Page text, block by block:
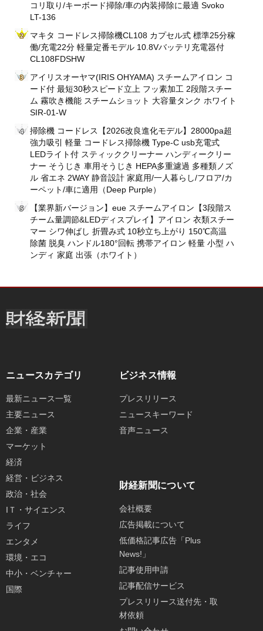
コリ取り/キーボード掃除/車の内装掃除に最適 Svoko
LT-136
マキタ コードレス掃除機CL108 カプセル式 標準25分稼
働/充電22分 軽量定番モデル 10.8Vバッテリ充電器付
CL108FDSHW
アイリスオーヤマ(IRIS OHYAMA) スチームアイロン コ
ード付 最短30秒スピード立上 フッ素加工 2段階スチー
ム 霧吹き機能 スチームショット 大容量タンク ホワイト
SIR-01-W
掃除機 コードレス【2026改良進化モデル】28000pa超
強力吸引 軽量 コードレス掃除機 Type-C usb充電式
LEDライト付 スティッククリーナー ハンディークリー
ナー そうじき 車用そうじき HEPA多重濾過 多種類ノズ
ル 省エネ 2WAY 静音設計 家庭用/一人暮らし/フロア/カ
ーペット/車に適用（Deep Purple）
【業界新バージョン】eue スチームアイロン【3段階ス
チーム量調節&LEDディスプレイ】アイロン 衣類スチー
マー シワ伸ばし 折畳み式 10秒立ち上がり 150℃高温
除菌 脱臭 ハンドル180°回転 携帯アイロン 軽量 小型 ハ
ンディ 家庭 出張（ホワイト）
ニュースカテゴリ
最新ニュース一覧
主要ニュース
企業・産業
マーケット
経済
経営・ビジネス
政治・社会
IＴ・サイエンス
ライフ
エンタメ
環境・エコ
中小・ベンチャー
国際
ビジネス情報
プレスリリース
ニュースキーワード
音声ニュース
財経新聞について
会社概要
広告掲載について
低価格記事広告「Plus
News!」
記事使用申請
記事配信サービス
プレスリリース送付先・取
材依頼